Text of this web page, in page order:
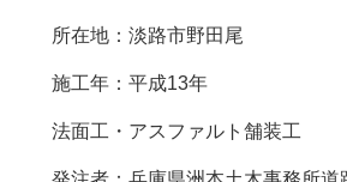
所在地：淡路市野田尾
施工年：平成13年
法面工・アスファルト舗装工